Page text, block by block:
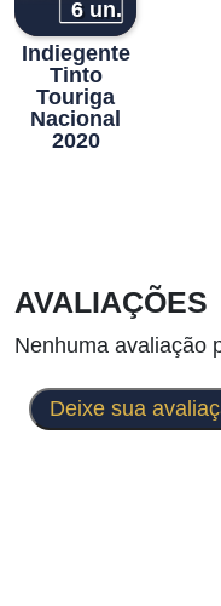
6 un.
Indiegente
Tinto
Touriga
Nacional
2020
AVALIAÇÕES
Nenhuma avaliação
Deixe sua